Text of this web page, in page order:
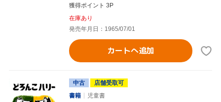
獲得ポイント 3P
在庫あり
発売年月日：1965/07/01
カートへ追加
中古
店舗受取可
書籍
児童書